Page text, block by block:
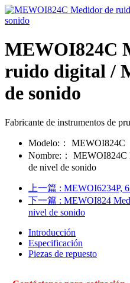
MEWOI824C
ruido digital /
de sonido
Fabricante de instrumentos de
Modelo:：
MEWOI824C
Nombre:：
MEWOI824C
de nivel de sonido
上一篇 : MEWOI6234P,
下一篇 : MEWOI824
nivel de sonido
Introducción
Especificación
Piezas de repuesto